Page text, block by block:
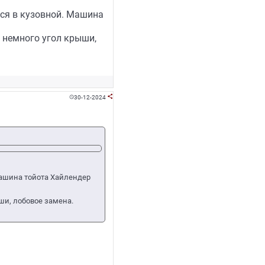
в кузовной. Машина
угол крыши,
30-12-2024 
тойота Хайлендер
лобовое замена.